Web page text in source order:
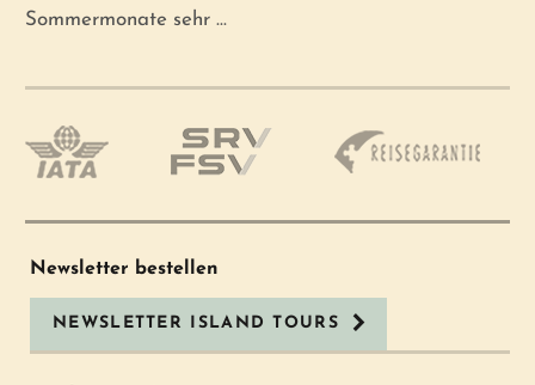
Sommermonate sehr ...
Newsletter bestellen
NEWSLETTER ISLAND TOURS